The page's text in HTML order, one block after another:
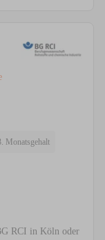
Monatsgehalt
RCI in Köln oder